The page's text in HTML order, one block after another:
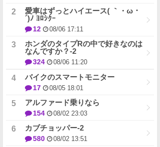
愛車はずっとハイエース( ｀・ω・
´)ﾉ ﾖﾛｼｸｰ
12 08/06 17:11
ホンダのタイプRの中で好きなのは
なんですか？-2
324 08/06 11:20
バイクのスマートモニター
17 08/05 18:01
アルファード乗りなら
154 08/02 23:03
カブチョッパー-2
580 08/02 13:51